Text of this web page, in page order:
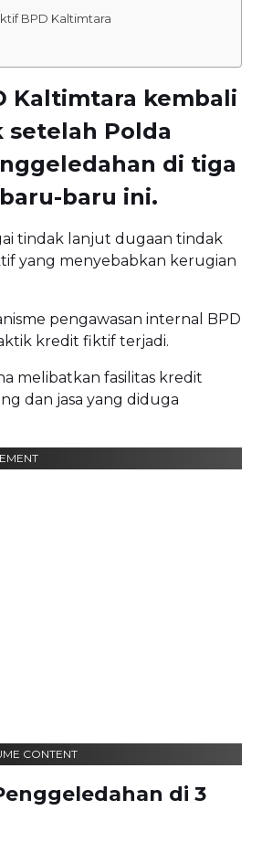
BPD Kaltimtara
Kaltimtara kembali
Polda
di tiga
baru ini.
tindak lanjut dugaan tindak
yang menyebabkan kerugian
pengawasan internal BPD
kredit fiktif terjadi.
melibatkan fasilitas kredit
dan jasa yang diduga
CONTENT
di 3